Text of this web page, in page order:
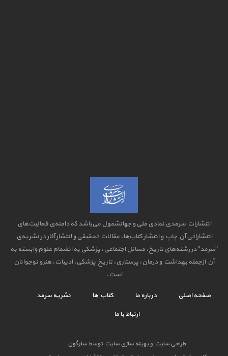
انتشارات سرمدی نمادی ملی و جهانشمول می‌باشد که دامنه‌ی فعالیت‌های
انتشاراتی آن چاپ و انتشار کتاب‌ها، مقالات تحقیقی و انتشار آثار در نشریه‌ی
"سرمد" در رشته‌های تاریخ، مسائل اجتماعی، پزشکی به انضمام علوم وابسته به
آن ازجمله بهداشت و درمان، پرستاری، تاریخ پزشکی، ادبیات، هنرو نوجوانان
است.
صفحه اصلی درباره ما کتاب ها
نشریه سرمد
ارتباط با ما
طراحی سایت وبهینه سازی سایت توسط سارگون